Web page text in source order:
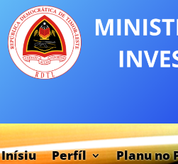
Inísiu Perfíl Planu no